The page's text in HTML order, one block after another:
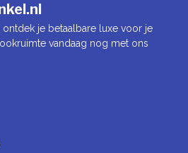
ontdek je betaalbare luxe voor je
vandaag nog met ons